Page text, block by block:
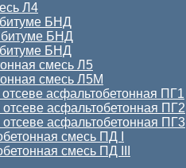
Л4
БНД
БНД
БНД
смесь Л5
смесь Л5М
асфальтобетонная ПГ1
асфальтобетонная ПГ2
асфальтобетонная ПГ3
смесь ПД I
смесь ПД III